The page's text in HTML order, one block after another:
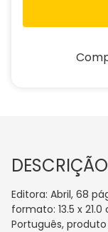
Editora: Abril, 68
formato: 13.5 x
Português,